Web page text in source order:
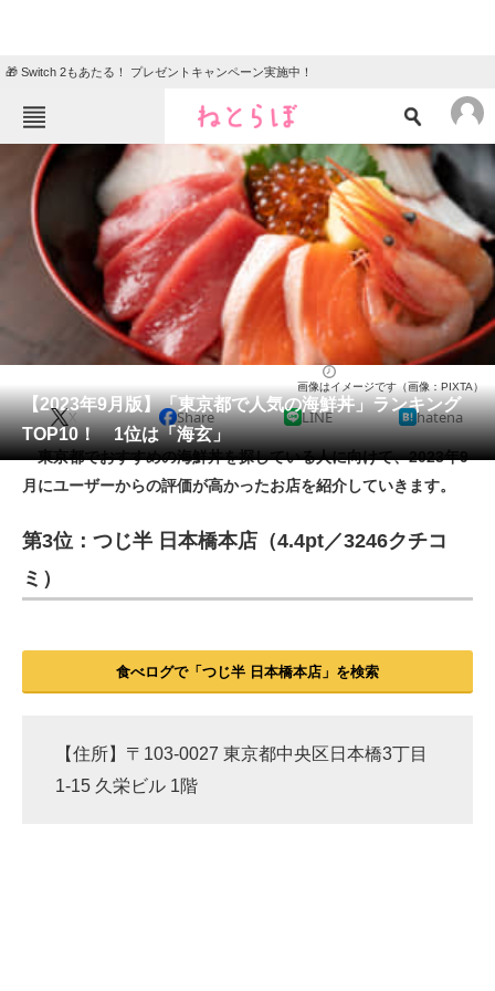
🎁 Switch 2もあたる！ プレゼントキャンペーン実施中！
ねとらぼメニュー
TOP ニュース
エンタメ クイズ
グルメ 地域
教育・育児
リサーチ
会員記事
メディア
注目記事を集めた総合ページ
ITの今と未来を見通す
AI活用のいまが分かる
【2023年9月版】「東京都で人気の海鮮丼」ランキング
TOP10！ 1位は「海玄」
画像はイメージです（画像：PIXTA）
X Share LINE hatena
東京都でおすすめの海鮮丼を探している人に向けて、2023年9
月にユーザーからの評価が高かったお店を紹介していきます。
第3位：つじ半 日本橋本店（4.4pt／3246クチコ
ミ）
食べログで「つじ半 日本橋本店」を検索
【住所】〒103-0027 東京都中央区日本橋3丁目
1-15 久栄ビル 1階